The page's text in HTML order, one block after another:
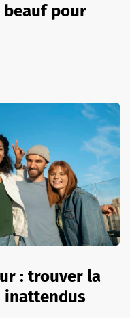
beauf pour
: trouver la
inattendus